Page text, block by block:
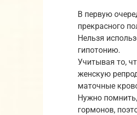
В первую
прекрасного
Нельзя
гипотонию.
Учитывая то,
женскую
маточные
Нужно
гормонов,